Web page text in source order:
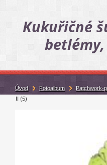
Kukuřičné
Úvod Fotoalbum Patchwork-
II (5)